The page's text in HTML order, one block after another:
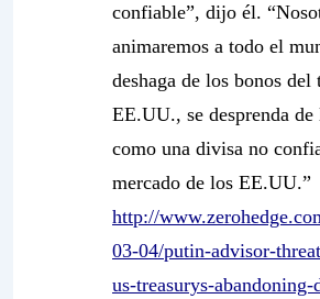
confiable”, dijo él.
animaremos a todo el
deshaga de los bonos del
EE.UU., se desprenda de
como una divisa no
mercado de los EE.UU.”
http://
03-04/putin-advisor-
us-treasurys-